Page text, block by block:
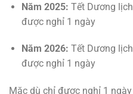
Năm 2025: Tết Dương
được nghỉ 1 ngày
Năm 2026: Tết Dương
được nghỉ 1 ngày
Mặc dù chỉ được nghỉ 1